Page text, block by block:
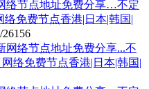
络节点地址免费分享…不定
免费节点香港|日本|韩国|
26156